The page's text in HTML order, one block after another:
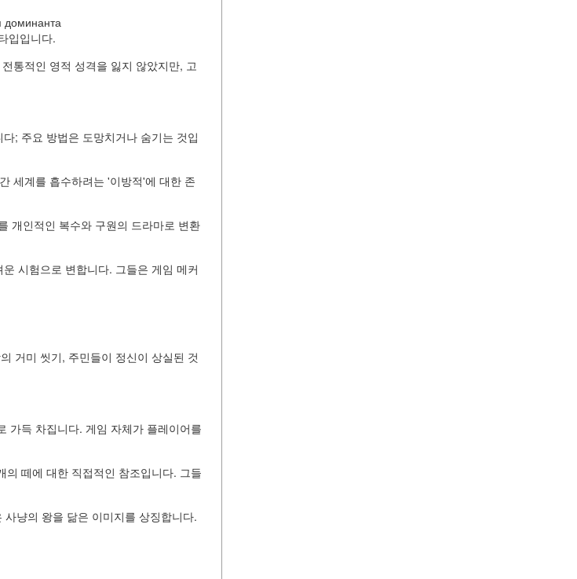
доминанта
입입니다.
통적인 영적 성격을 잃지 않았지만, 고
; 주요 방법은 도망치거나 숨기는 것입
세계를 흡수하려는 '이방적'에 대한 존
개인적인 복수와 구원의 드라마로 변환
시험으로 변합니다. 그들은 게임 메커
거미 씻기, 주민들이 정신이 상실된 것
가득 차집니다. 게임 자체가 플레이어를
떼에 대한 직접적인 참조입니다. 그들
냥의 왕을 닮은 이미지를 상징합니다.